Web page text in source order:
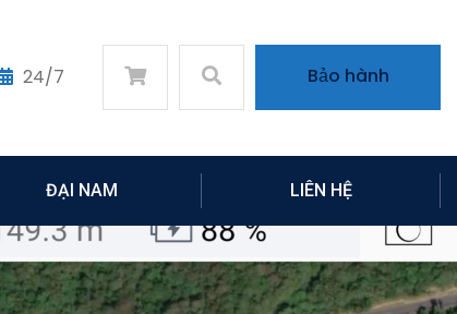
24/7 Bảo hành
ĐẠI NAM LIÊN HỆ